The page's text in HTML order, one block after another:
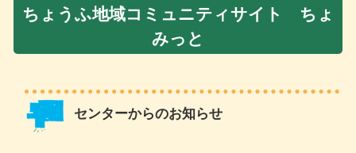
ちょうふ地域コミュニティサイト ちょ
みっと
センターからのお知らせ